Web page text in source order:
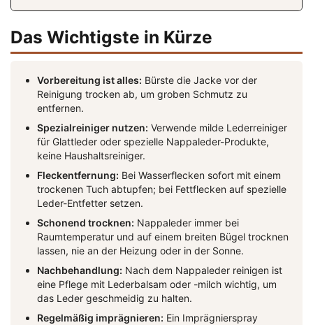
Das Wichtigste in Kürze
Vorbereitung ist alles: Bürste die Jacke vor der
Reinigung trocken ab, um groben Schmutz zu
entfernen.
Spezialreiniger nutzen: Verwende milde Lederreiniger
für Glattleder oder spezielle Nappaleder-Produkte,
keine Haushaltsreiniger.
Fleckentfernung: Bei Wasserflecken sofort mit einem
trockenen Tuch abtupfen; bei Fettflecken auf spezielle
Leder-Entfetter setzen.
Schonend trocknen: Nappaleder immer bei
Raumtemperatur und auf einem breiten Bügel trocknen
lassen, nie an der Heizung oder in der Sonne.
Nachbehandlung: Nach dem Nappaleder reinigen ist
eine Pflege mit Lederbalsam oder -milch wichtig, um
das Leder geschmeidig zu halten.
Regelmäßig imprägnieren: Ein Imprägnierspray